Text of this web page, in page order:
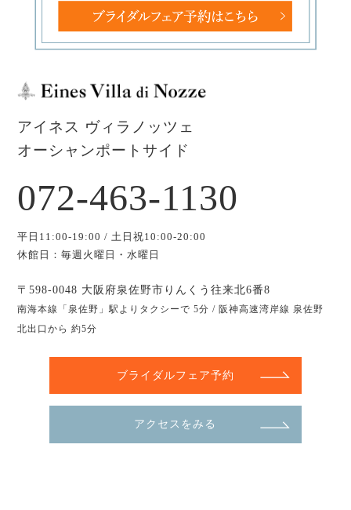
アイネス ヴィラノッツェ
オーシャンポートサイド
072-463-1130
平日11:00-19:00 / 土日祝10:00-20:00
休館日：毎週火曜日・水曜日
〒598-0048 大阪府泉佐野市りんくう往来北6番8
南海本線「泉佐野」駅よりタクシーで 5分 / 阪神高速湾岸線 泉佐野
北出口から 約5分
ブライダルフェア予約
アクセスをみる